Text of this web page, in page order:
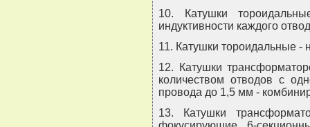
10. Катушки
индуктивности каждого
11. Катушки тороидальные -
12. Катушки
количеством отводов с
провода до 1,5 мм -
13. Катушки